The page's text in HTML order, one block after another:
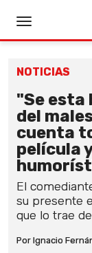
NOTICIAS
"Se esta
del
cuenta
película
El
su presente
que lo trae
Por Ignacio